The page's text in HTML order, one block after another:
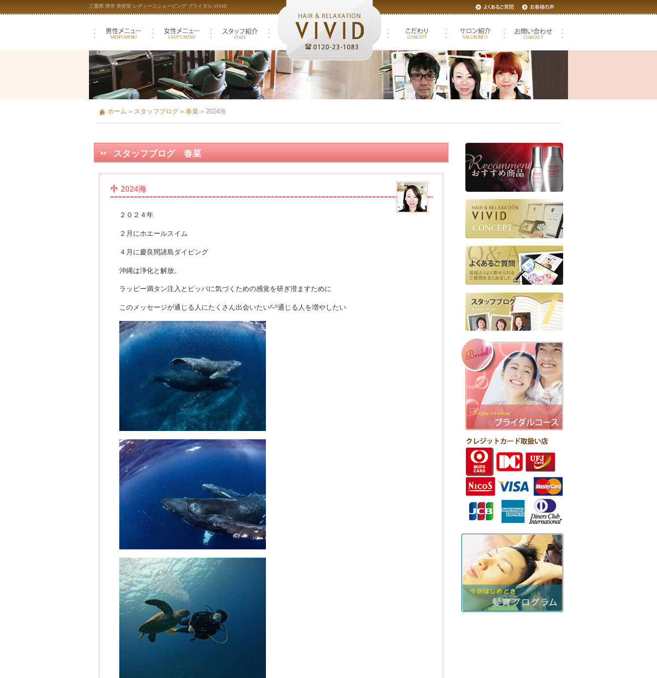
三重県 津市 美容室 レディースシェービング ブライダル VIVID
ホーム » スタッフブログ » 春菜 » 2024海
スタッフブログ 春菜
2024海
２０２４年
２月にホエールスイム
４月に慶良間諸島ダイビング
沖縄は浄化と解放。
ラッピー満タン注入とピッパに気づくための感覚を研ぎ澄ますために
このメッセージが通じる人にたくさん出会いたい 通じる人を増やしたい